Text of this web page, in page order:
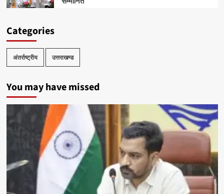
Categories
अंतर्राष्ट्रीय उत्तराखण्ड
You may have missed